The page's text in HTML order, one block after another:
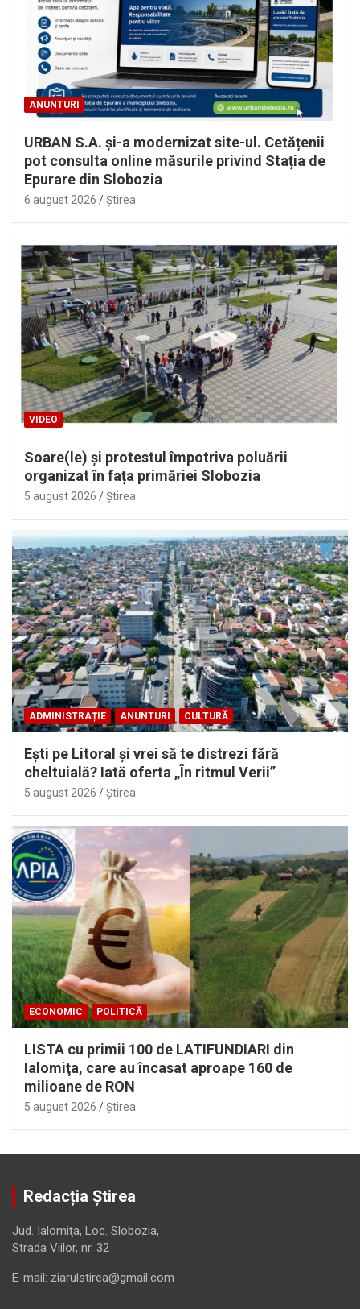
ANUNTURI
URBAN S.A. și-a modernizat site-ul. Cetățenii
pot consulta online măsurile privind Stația de
Epurare din Slobozia
6 august 2026 Ştirea
VIDEO
Soare(le) și protestul împotriva poluării
organizat în fața primăriei Slobozia
5 august 2026 Ştirea
ADMINISTRAȚIE ANUNTURI CULTURĂ
Eşti pe Litoral şi vrei să te distrezi fără
cheltuială? Iată oferta „În ritmul Verii”
5 august 2026 Ştirea
ECONOMIC POLITICĂ
LISTA cu primii 100 de LATIFUNDIARI din
Ialomiţa, care au încasat aproape 160 de
milioane de RON
5 august 2026 Ştirea
Redacția Știrea
Jud. Ialomiţa, Loc. Slobozia,
Strada Viilor, nr. 32
E-mail: ziarulstirea@gmail.com